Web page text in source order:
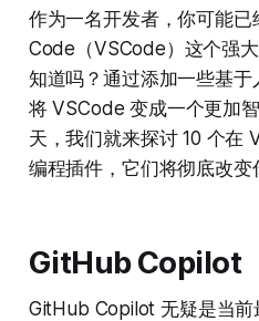
作为一名开发者，你可能
Code（VSCode）这个强
知道吗？通过添加一些基
将 VSCode 变成一个更加
天，我们就来探讨 10 个在
编程插件，它们将彻底改变
GitHub Copilot
GitHub Copilot 无疑是当前